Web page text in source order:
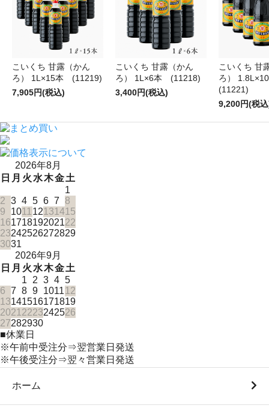
こいくち 甘露（かん
ろ） 1L×15本 (11219)
7,905円(税込)
こいくち 甘露（かん
ろ） 1L×6本 (11218)
3,400円(税込)
こいくち 甘
ろ）
(11221)
9,200円(税
2026年8月
日 月 火 水木金土
1
2 3 4 5 6 7
8
9
1011 12131415
16171819202122
23242526272829
3031
2026年9月
日 月 火 水木金土
1
2 3 4 5
6 7 8 9 101112
13141516171819
2021 2223242526
27282930
■休業日
※午前中受注分⇒翌営業日発送
※午後受注分⇒翌々営業日発送
ホーム